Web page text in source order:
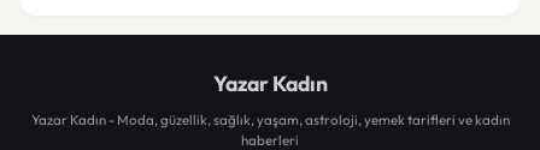
Yazar Kadın
Yazar Kadın - Moda, güzellik, sağlık, yaşam, astroloji, yemek tarifleri ve kadın
haberleri